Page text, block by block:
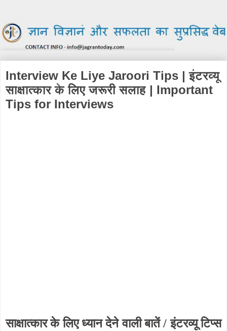
Interview Ke Liye Jaroori Tips | इंटरव्यू
साक्षात्कार के लिए जरूरी सलाह | Important
Tips for Interviews
साक्षात्कार के लिए ध्यान देने वाली बातें / इंटरव्यू टिप्स